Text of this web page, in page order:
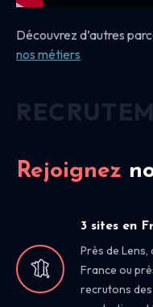
Découvrez d’autres
nos métiers
Rejoignez
3 sites en
Près de
France ou
recrutons